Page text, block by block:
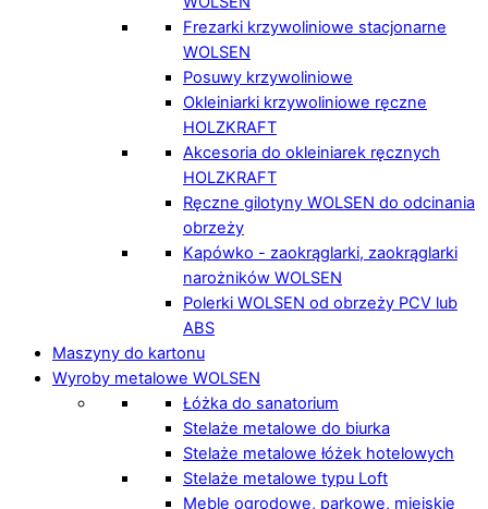
Frezarki krzywoliniowe stacjonarne
WOLSEN
Posuwy krzywoliniowe
Okleiniarki krzywoliniowe ręczne
HOLZKRAFT
Akcesoria do okleiniarek ręcznych
HOLZKRAFT
Ręczne gilotyny WOLSEN do odcinania
obrzeży
Kapówko - zaokrąglarki, zaokrąglarki
narożników WOLSEN
Polerki WOLSEN od obrzeży PCV lub
ABS
Maszyny do kartonu
Wyroby metalowe WOLSEN
Łóżka do sanatorium
Stelaże metalowe do biurka
Stelaże metalowe łóżek hotelowych
Stelaże metalowe typu Loft
Meble ogrodowe, parkowe, miejskie